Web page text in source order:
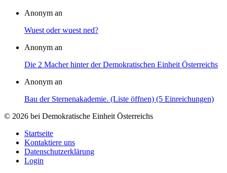
Anonym an
Wuest oder wuest ned?
Anonym an
Die 2 Macher hinter der Demokratischen Einheit Österreichs
Anonym an
Bau der Sternenakademie. (Liste öffnen) (5 Einreichungen)
© 2026 bei Demokratische Einheit Österreichs
Startseite
Kontaktiere uns
Datenschutzerklärung
Login